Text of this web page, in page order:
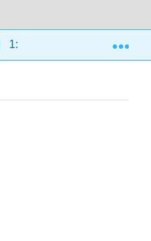
1: Introducción a la Biología